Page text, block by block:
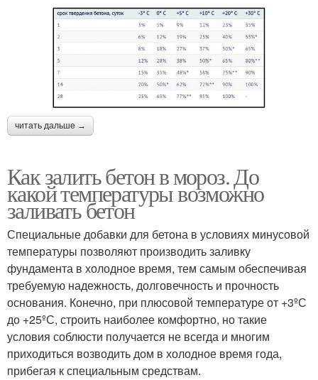
читать дальше →
Как залить бетон в мороз. До
какой температуры возможно
заливать бетон
Специальные добавки для бетона в условиях минусовой
температуры позволяют производить заливку
фундамента в холодное время, тем самым обеспечивая
требуемую надежность, долговечность и прочность
основания. Конечно, при плюсовой температуре от +3ºС
до +25ºС, строить наиболее комфортно, но такие
условия соблюсти получается не всегда и многим
приходиться возводить дом в холодное время года,
прибегая к специальным средствам.